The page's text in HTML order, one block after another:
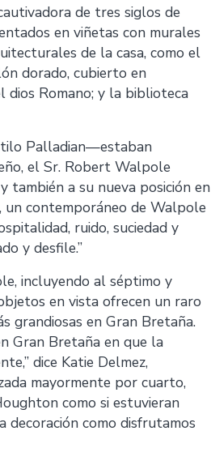
de tres siglos de
en viñetas con murales
de la casa, como el
dorado, cubierto en
dios Romano; y la biblioteca
Palladian—estaban
el Sr. Robert Walpole
a su nueva posición en
un contemporáneo de Walpole
ruido, suciedad y
y desfile.”
incluyendo al séptimo y
en vista ofrecen un raro
grandiosas en Gran Bretaña.
Gran Bretaña en que la
dice Katie Delmez,
mayormente por cuarto,
como si estuvieran
como disfrutamos